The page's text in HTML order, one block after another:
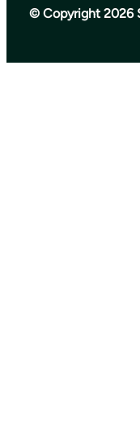
© Copyright 2026